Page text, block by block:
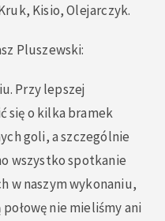
Kisio, Olejarczyk.
Pluszewski:
Przy lepszej
się o kilka bramek
goli, a szczególnie
wszystko spotkanie
w naszym wykonaniu,
nie mieliśmy ani